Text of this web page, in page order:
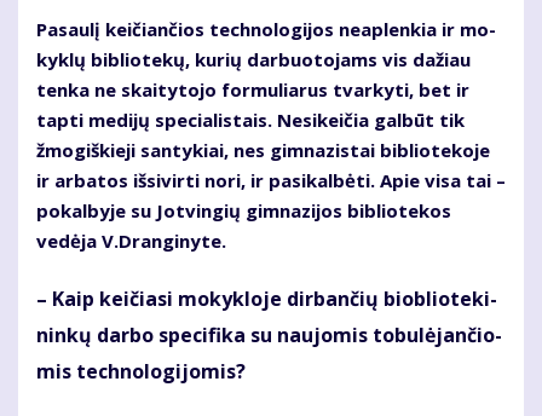
Pa­sau­lį kei­čian­čios tech­no­lo­gi­jos ne­ap­len­kia ir mo­
kyk­lų bib­lio­te­kų, ku­rių dar­buo­to­jams vis da­žiau
ten­ka ne skai­ty­to­jo for­mu­lia­rus tvar­ky­ti, bet ir
tap­ti me­di­jų spe­cia­lis­tais. Ne­si­kei­čia gal­būt tik
žmo­giš­kie­ji san­ty­kiai, nes gim­na­zis­tai bib­lio­te­ko­je
ir ar­ba­tos iš­si­vir­ti no­ri, ir pa­si­kal­bė­ti. Apie vi­sa tai –
po­kal­by­je su Jot­vin­gių gim­na­zi­jos bib­lio­te­kos
vedėja V.Dran­gi­ny­te.
– Kaip kei­čia­si mo­kyk­lo­je dir­ban­čių biob­lio­te­ki­
nin­kų dar­bo spe­ci­fi­ka su nau­jo­mis to­bu­lė­jan­čio­
mis tech­no­lo­gi­jo­mis?